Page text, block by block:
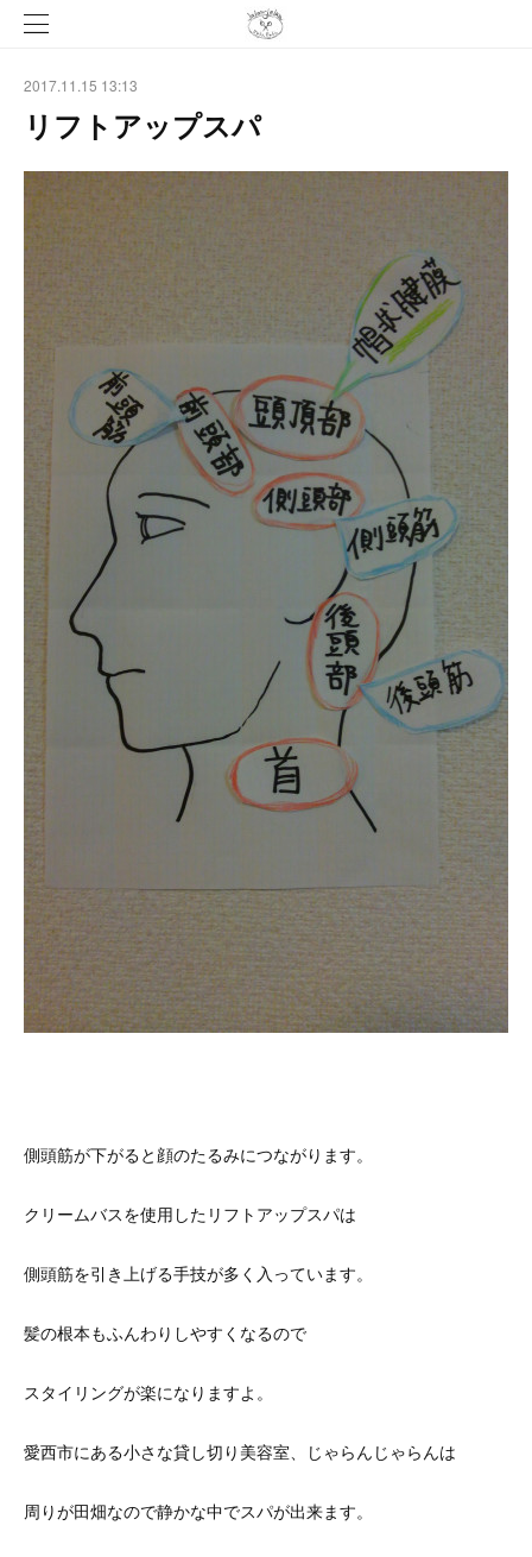
2017.11.15 13:13
リフトアップスパ
側頭筋が下がると顔のたるみにつながります。
クリームバスを使用したリフトアップスパは
側頭筋を引き上げる手技が多く入っています。
髪の根本もふんわりしやすくなるので
スタイリングが楽になりますよ。
愛西市にある小さな貸し切り美容室、じゃらんじゃらんは
周りが田畑なので静かな中でスパが出来ます。